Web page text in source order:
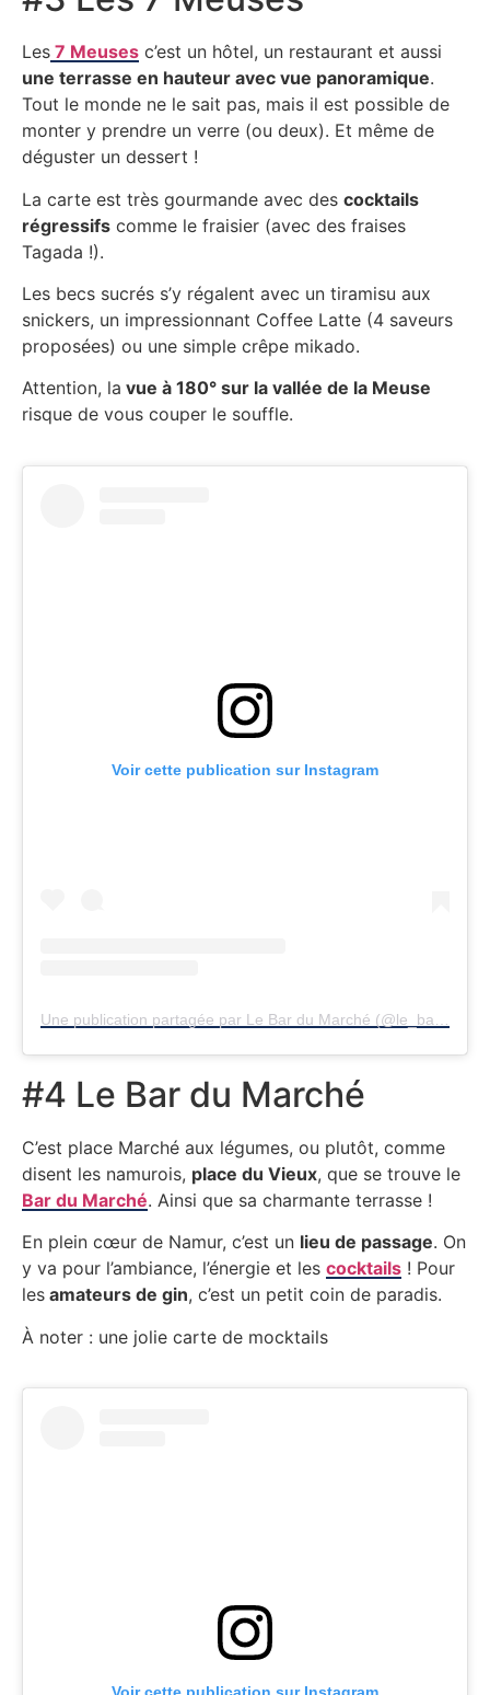
Les 7 Meuses c’est un hôtel, un restaurant et aussi
une terrasse en hauteur avec vue panoramique.
Tout le monde ne le sait pas, mais il est possible de
monter y prendre un verre (ou deux). Et même de
déguster un dessert !
La carte est très gourmande avec des cocktails
régressifs comme le fraisier (avec des fraises
Tagada !).
Les becs sucrés s’y régalent avec un tiramisu aux
snickers, un impressionnant Coffee Latte (4 saveurs
proposées) ou une simple crêpe mikado.
Attention, la vue à 180° sur la vallée de la Meuse
risque de vous couper le souffle.
Voir cette publication sur Instagram
#4 Le Bar du Marché
C’est place Marché aux légumes, ou plutôt, comme
disent les namurois, place du Vieux, que se trouve le
Bar du Marché. Ainsi que sa charmante terrasse !
En plein cœur de Namur, c’est un lieu de passage. On
y va pour l’ambiance, l’énergie et les cocktails ! Pour
les amateurs de gin, c’est un petit coin de paradis.
À noter : une jolie carte de mocktails